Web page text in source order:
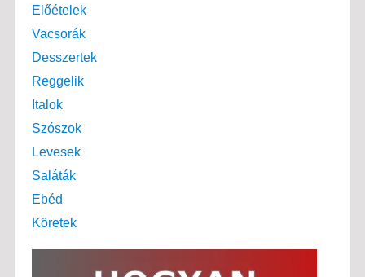
Előételek
Vacsorák
Desszertek
Reggelik
Italok
Szószok
Levesek
Saláták
Ebéd
Köretek